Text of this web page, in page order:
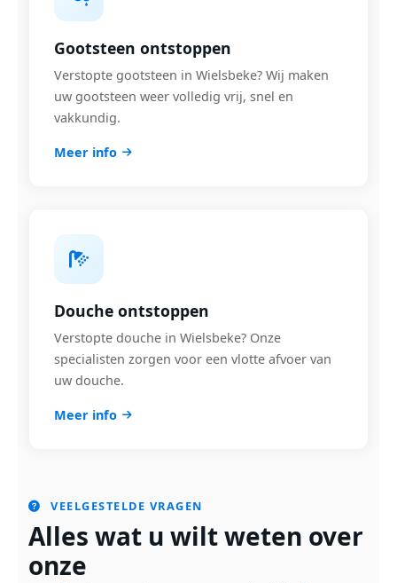
Gootsteen ontstoppen
Verstopte gootsteen in Wielsbeke? Wij maken
uw gootsteen weer volledig vrij, snel en
vakkundig.
Meer info
Douche ontstoppen
Verstopte douche in Wielsbeke? Onze
specialisten zorgen voor een vlotte afvoer van
uw douche.
Meer info
VEELGESTELDE VRAGEN
Alles wat u wilt weten over
onze